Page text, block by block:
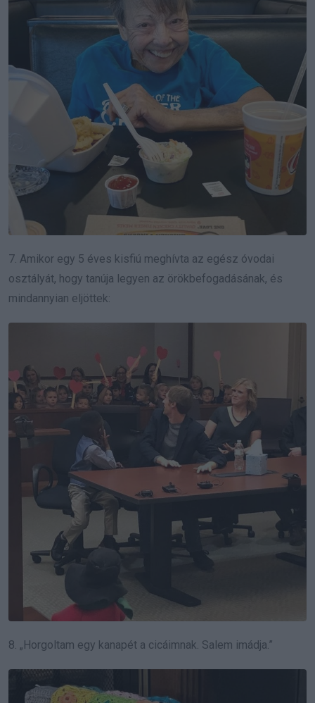
7. Amikor egy 5 éves kisfiú meghívta az egész óvodai
osztályát, hogy tanúja legyen az örökbefogadásának, és
mindannyian eljöttek:
8. „Horgoltam egy kanapét a cicáimnak. Salem imádja.”